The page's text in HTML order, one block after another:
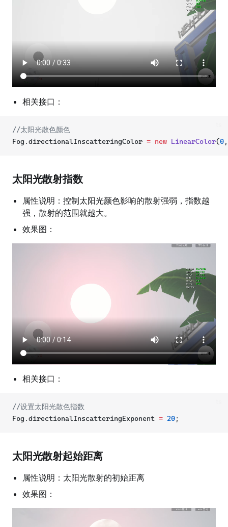
相关接口：
//太阳光散色颜色
Fog.directionalInscatteringColor = new LinearColor(0
太阳光散射指数
属性说明：控制太阳光颜色影响的散射强弱，指数越
强，散射的范围就越大。
效果图：
相关接口：
//设置太阳光散色指数
Fog.directionalInscatteringExponent = 20;
太阳光散射起始距离
属性说明：太阳光散射的初始距离
效果图：